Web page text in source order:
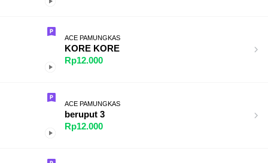
ACE PAMUNGKAS
KORE KORE
Rp12.000
ACE PAMUNGKAS
beruput 3
Rp12.000